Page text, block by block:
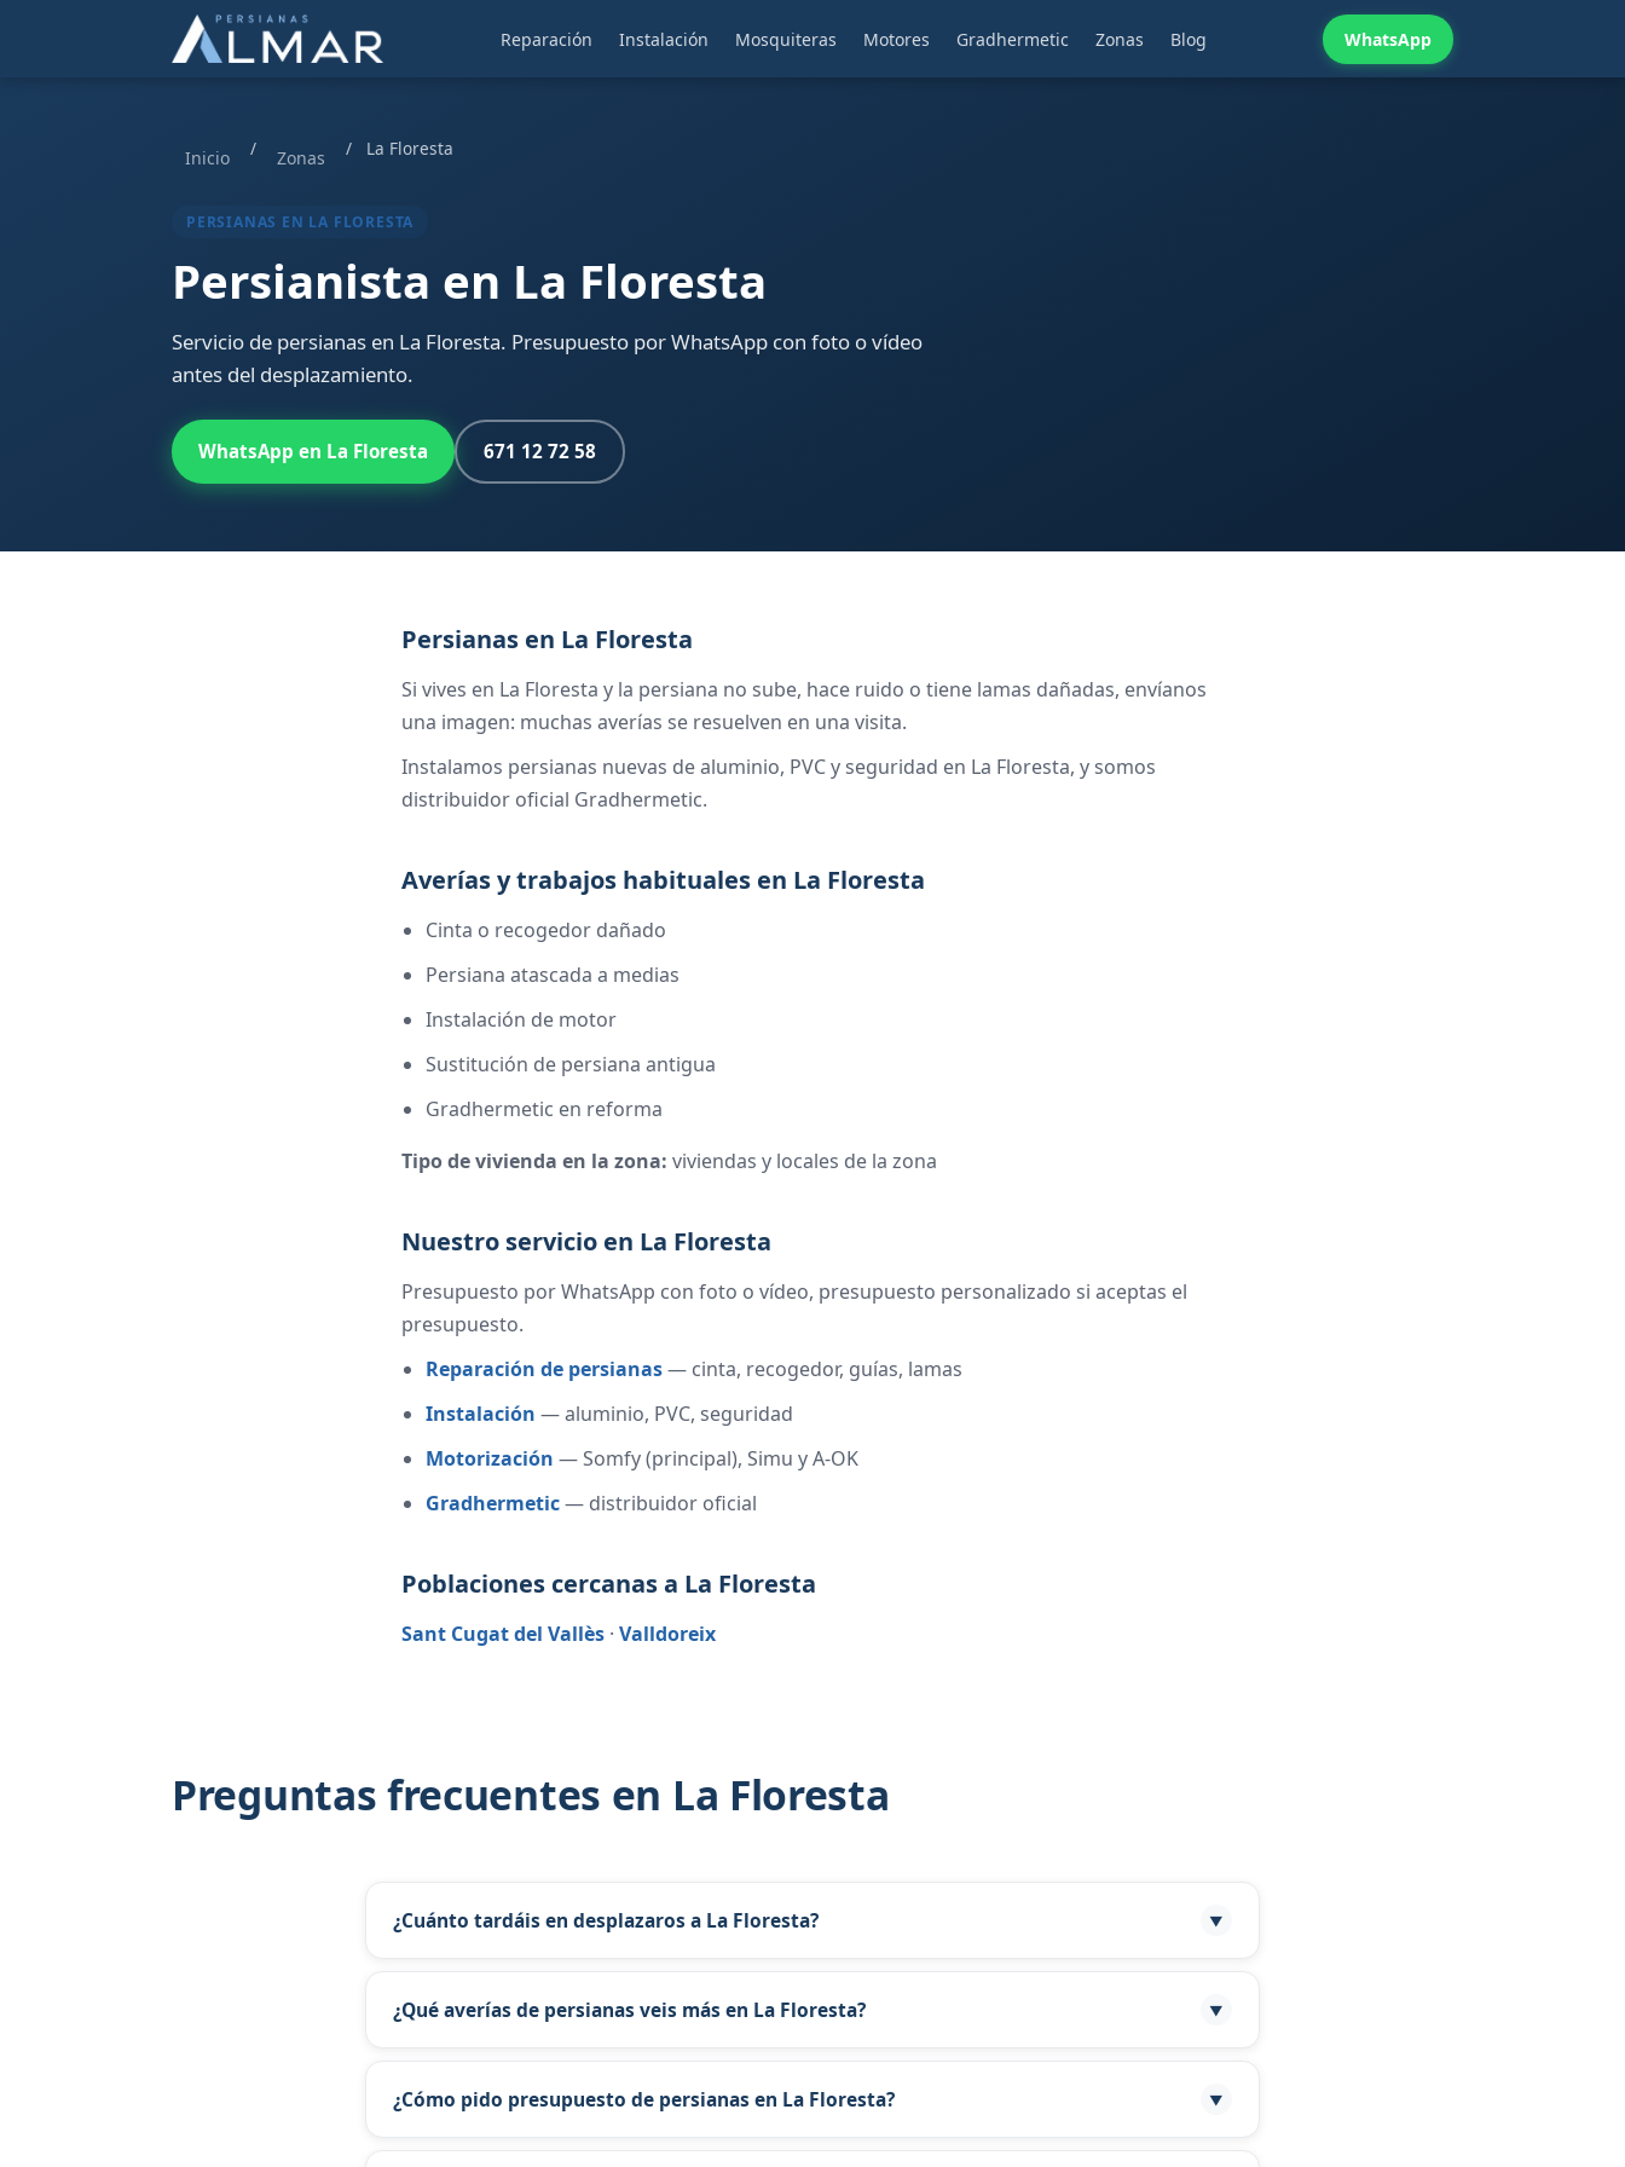
Reparación Instalación Mosquiteras Motores Gradhermetic Zonas Blog WhatsApp
Inicio / Zonas / La Floresta
PERSIANAS EN LA FLORESTA
Persianista en La Floresta
Servicio de persianas en La Floresta. Presupuesto por WhatsApp con foto o vídeo
antes del desplazamiento.
WhatsApp en La Floresta 671 12 72 58
Persianas en La Floresta
Si vives en La Floresta y la persiana no sube, hace ruido o tiene lamas dañadas, envíanos
una imagen: muchas averías se resuelven en una visita.
Instalamos persianas nuevas de aluminio, PVC y seguridad en La Floresta, y somos
distribuidor oficial Gradhermetic.
Averías y trabajos habituales en La Floresta
Cinta o recogedor dañado
Persiana atascada a medias
Instalación de motor
Sustitución de persiana antigua
Gradhermetic en reforma
Tipo de vivienda en la zona: viviendas y locales de la zona
Nuestro servicio en La Floresta
Presupuesto por WhatsApp con foto o vídeo, presupuesto personalizado si aceptas el
presupuesto.
Reparación de persianas— cinta, recogedor, guías, lamas
Instalación — aluminio, PVC, seguridad
Motorización — Somfy (principal), Simu y A-OK
Gradhermetic— distribuidor oficial
Poblaciones cercanas a La Floresta
Sant Cugat del Vallès · Valldoreix
Preguntas frecuentes en La Floresta
¿Cuánto tardáis en desplazaros a La Floresta? ▼
¿Qué averías de persianas veis más en La Floresta? ▼
persianas nuevas.
¿Cómo pido presupuesto de persianas en La Floresta? ▼